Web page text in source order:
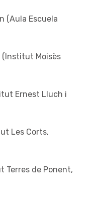
(Aula Escuela
Moisès
Ernest Lluch i
Les Corts,
Terres de Ponent,